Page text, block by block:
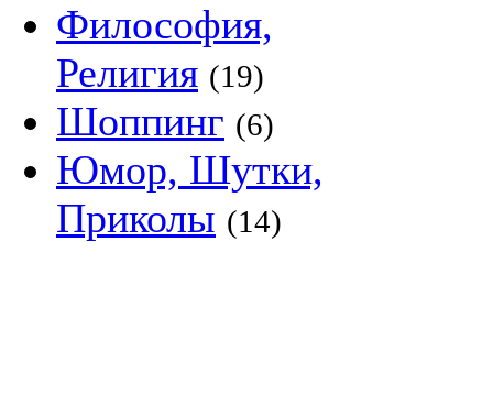
Философия,
Религия (19)
Шоппинг (6)
Юмор, Шутки,
Приколы (14)